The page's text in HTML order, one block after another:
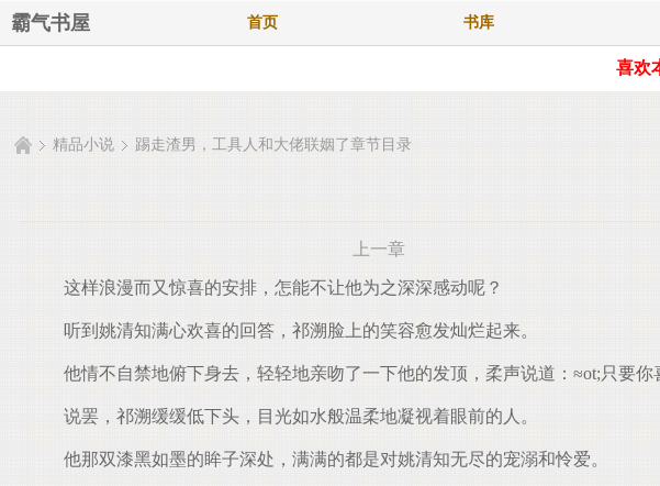
霸气书屋 首页 书库
喜欢
精品小说 踢走渣男，工具人和大佬联姻了章节目录
上一章
这样浪漫而又惊喜的安排，怎能不让他为之深深感动呢？
听到姚清知满心欢喜的回答，祁溯脸上的笑容愈发灿烂起来。
他情不自禁地俯下身去，轻轻地亲吻了一下他的发顶，柔声说道：≈ot;只要
说罢，祁溯缓缓低下头，目光如水般温柔地凝视着眼前的人。
他那双漆黑如墨的眸子深处，满满的都是对姚清知无尽的宠溺和怜爱。